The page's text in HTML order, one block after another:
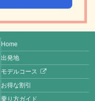
Home
出発地
モデルコース
お得な割引
乗り方ガイド